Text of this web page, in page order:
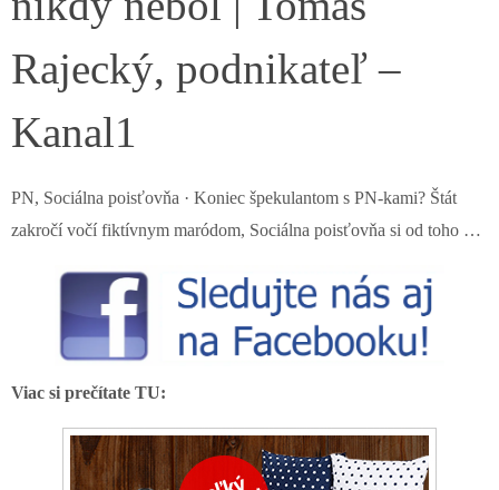
Rajecký, podnikateľ –
Kanal1
PN, Sociálna poisťovňa · Koniec špekulantom s PN-kami? Štát
zakročí vočí fiktívnym maródom, Sociálna poisťovňa si od toho …
Viac si prečítate TU: